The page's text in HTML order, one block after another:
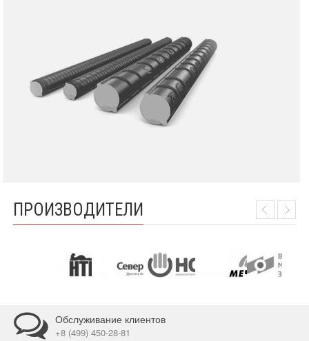
ПРОИЗВОДИТЕЛИ
Обслуживание клиентов
+8 (499) 450-28-81